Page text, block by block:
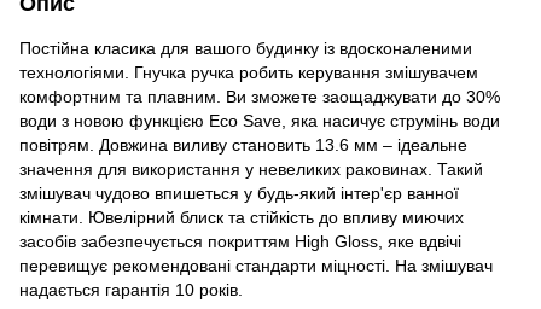
Постійна класика для вашого будинку із вдосконаленими
технологіями. Гнучка ручка робить керування змішувачем
комфортним та плавним. Ви зможете заощаджувати до 30%
води з новою функцією Eco Save, яка насичує струмінь води
повітрям. Довжина виливу становить 13.6 мм – ідеальне
значення для використання у невеликих раковинах. Такий
змішувач чудово впишеться у будь-який інтер'єр ванної
кімнати. Ювелірний блиск та стійкість до впливу миючих
засобів забезпечується покриттям High Gloss, яке вдвічі
перевищує рекомендовані стандарти міцності. На змішувач
надається гарантія 10 років.